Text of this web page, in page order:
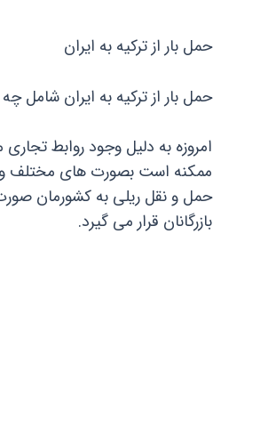
حمل بار از ترکیه به ایران
حمل بار از ترکیه به ایران شامل
امروزه به دلیل وجود روابط
ممکنه است بصورت های مختلف و
حمل و نقل ریلی به کشورمان
بازرگانان قرار می گیرد.